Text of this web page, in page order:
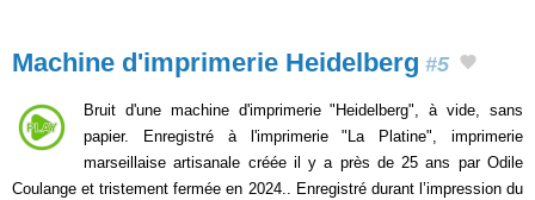
Machine d'imprimerie Heidelberg #5
Bruit d'une machine d'imprimerie "Heidelberg", à vide, sans
papier. Enregistré à l'imprimerie "La Platine", imprimerie
marseillaise artisanale créée il y a près de 25 ans par Odile
Coulange et tristement fermée en 2024.. Enregistré durant l’impression du